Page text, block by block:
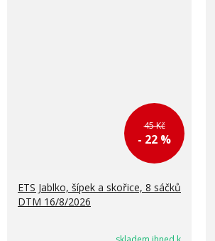
45 Kč
- 22 %
ETS Jablko, šípek a skořice, 8 sáčků
DTM 16/8/2026